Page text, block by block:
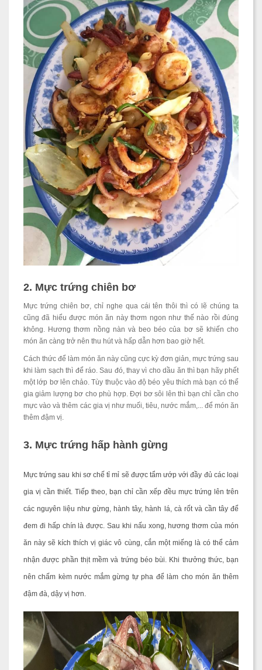
2. Mực trứng chiên bơ
Mực trứng chiên bơ, chỉ nghe qua cái tên thôi thì có lẽ chúng ta
cũng đã hiểu được món ăn này thơm ngon như thế nào rồi đúng
không. Hương thơm nồng nàn và beo béo của bơ sẽ khiến cho
món ăn càng trở nên thu hút và hấp dẫn hơn bao giờ hết.
Cách thức để làm món ăn này cũng cực kỳ đơn giản, mực trứng sau
khi làm sạch thì để ráo. Sau đó, thay vì cho dầu ăn thì bạn hãy phết
một lớp bơ lên chảo. Tùy thuộc vào độ béo yêu thích mà bạn có thể
gia giảm lượng bơ cho phù hợp. Đợi bơ sôi lên thì bạn chỉ cần cho
mực vào và thêm các gia vị như muối, tiêu, nước mắm,... để món ăn
thêm đậm vị.
3. Mực trứng hấp hành gừng
Mực trứng sau khi sơ chế tỉ mỉ sẽ được tẩm ướp với đầy đủ các loại
gia vị cần thiết. Tiếp theo, bạn chỉ cần xếp đều mực trứng lên trên
các nguyên liệu như gừng, hành tây, hành lá, cà rốt và cần tây để
đem đi hấp chín là được. Sau khi nấu xong, hương thơm của món
ăn này sẽ kích thích vị giác vô cùng, cắn một miếng là có thể cảm
nhận được phần thịt mềm và trứng béo bùi. Khi thưởng thức, bạn
nên chấm kèm nước mắm gừng tự pha để làm cho món ăn thêm
đậm đà, dậy vị hơn.